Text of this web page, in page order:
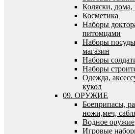
Коляски, дома,
Косметика
Наборы
питомцами
Наборы
магазин
Наборы
Наборы
Одежда,
кукол
09. ОРУЖИЕ
Боеприпасы,
ножи,меч,
Водное оружие
Игровые